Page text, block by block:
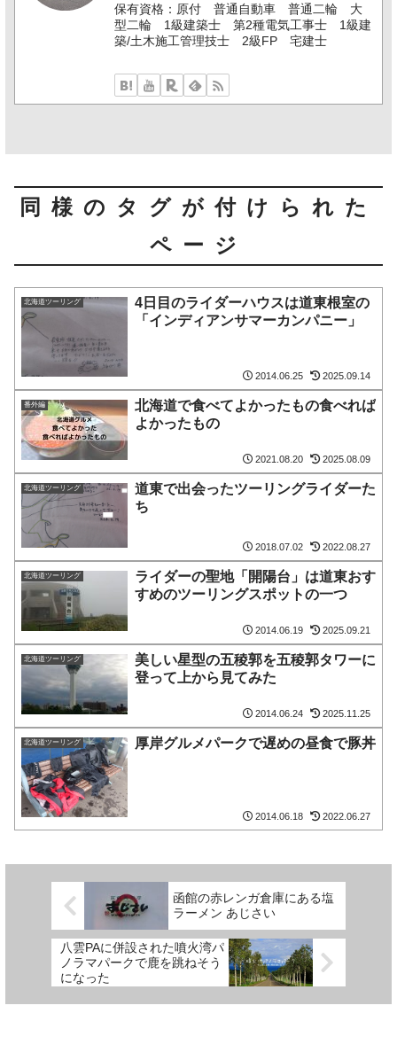
保有資格：原付 普通自動車 普通二輪 大
型二輪 1級建築士 第2種電気工事士 1級建
築/土木施工管理技士 2級FP 宅建士
同様のタグが付けられた
ページ
北海道ツーリング
4日目のライダーハウスは道東根室の
「インディアンサマーカンパニー」
2014.06.25 2025.09.14
番外編
北海道で食べてよかったもの食べれば
よかったもの
2021.08.20 2025.08.09
北海道ツーリング
道東で出会ったツーリングライダーた
ち
2018.07.02 2022.08.27
北海道ツーリング
ライダーの聖地「開陽台」は道東おす
すめのツーリングスポットの一つ
2014.06.19 2025.09.21
北海道ツーリング
美しい星型の五稜郭を五稜郭タワーに
登って上から見てみた
2014.06.24 2025.11.25
北海道ツーリング 厚岸グルメパークで遅めの昼食で豚丼
2014.06.18 2022.06.27
函館の赤レンガ倉庫にある塩
ラーメン あじさい
八雲PAに併設された噴火湾パ
ノラマパークで鹿を跳ねそう
になった